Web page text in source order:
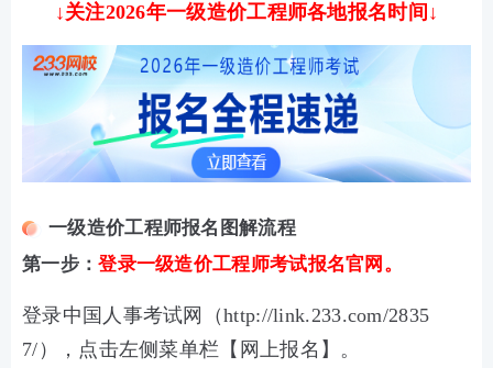
↓关注2026年一级造价工程师各地报名时间↓
一级造价工程师报名图解流程
第一步：登录一级造价工程师考试报名官网。
登录中国人事考试网（http://link.233.com/2835
7/）， 点击左侧菜单栏【网上报名】。